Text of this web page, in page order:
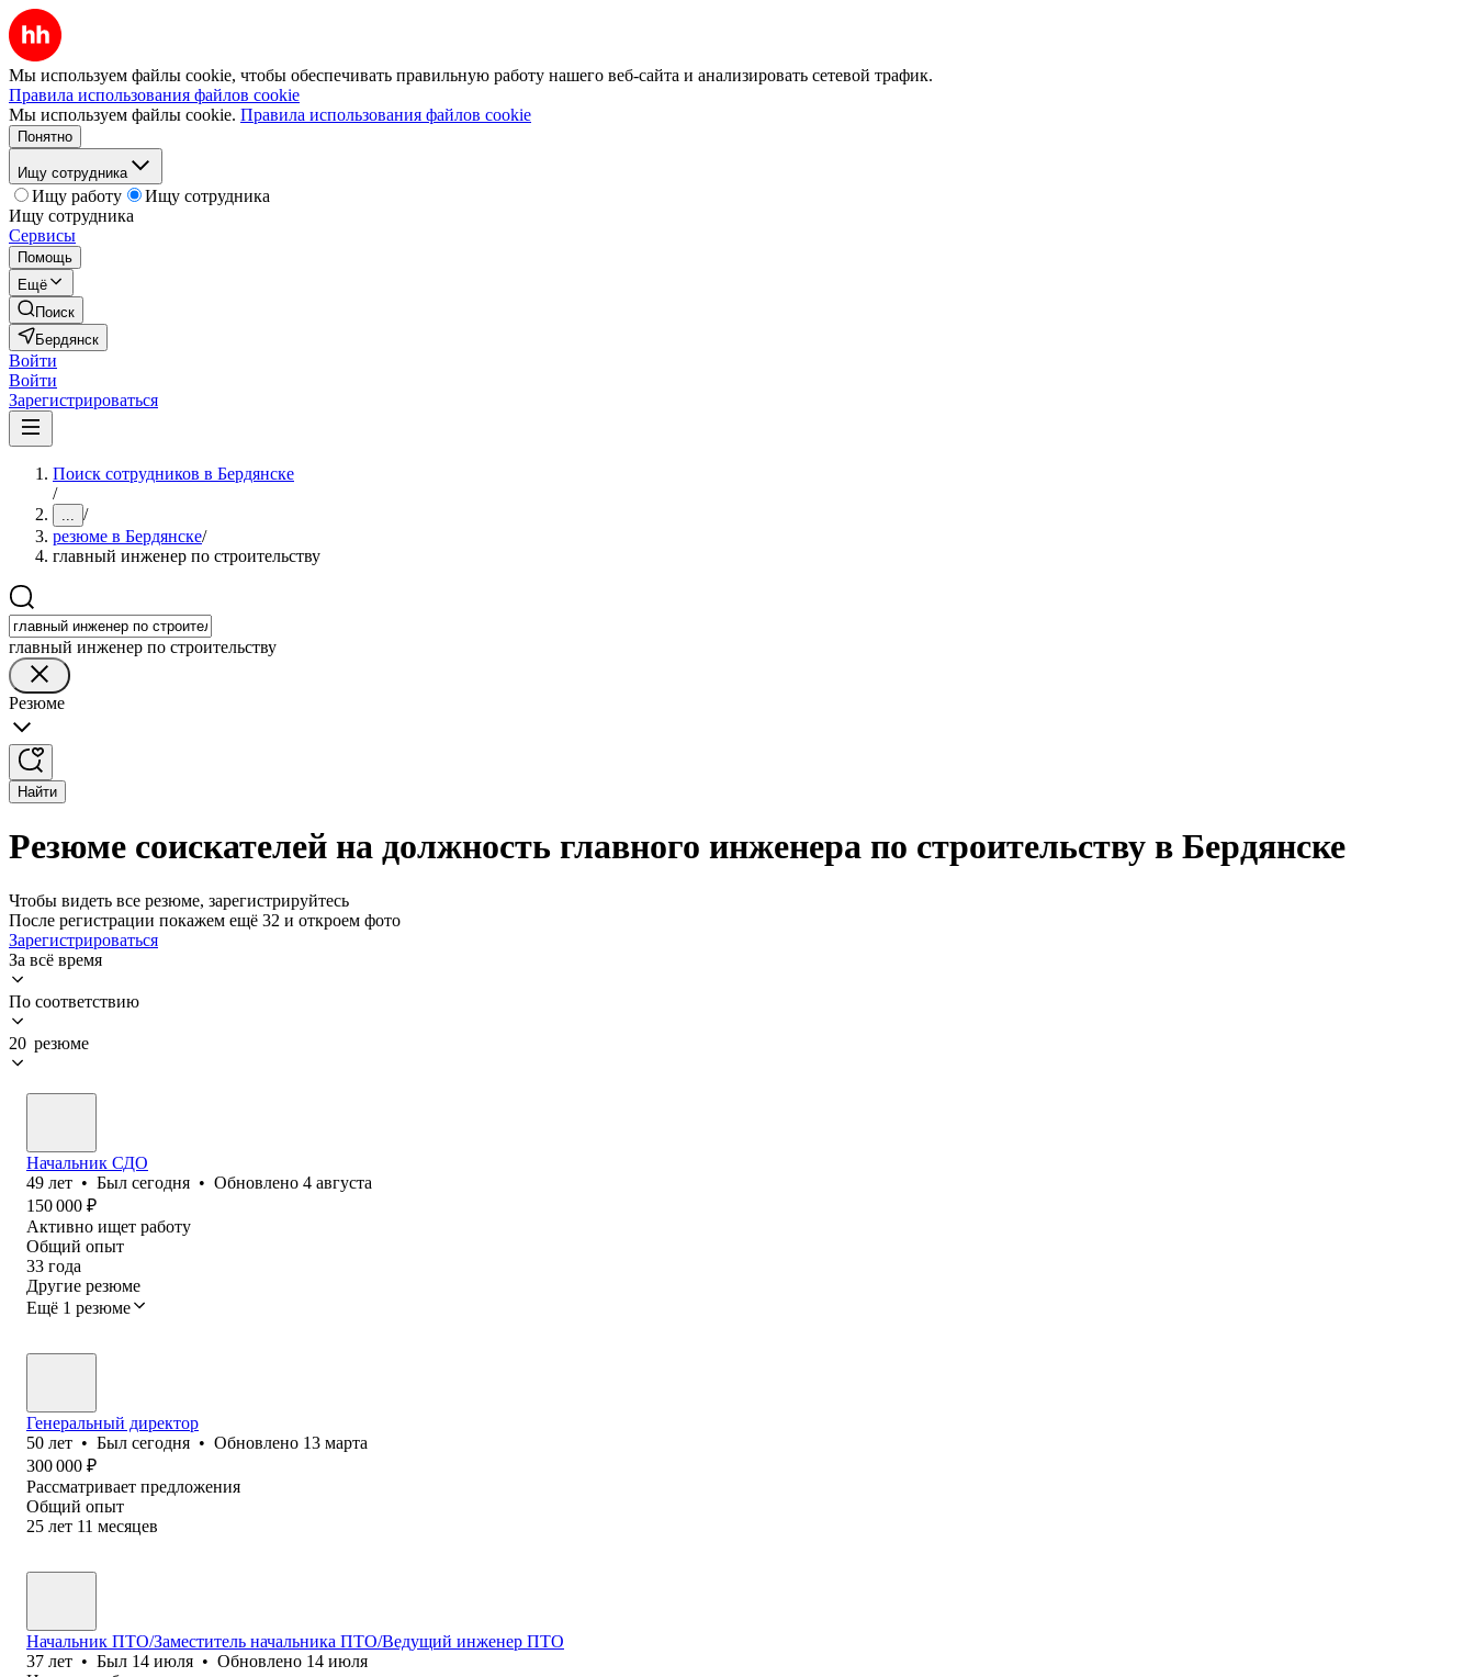
Мы используем файлы cookie, чтобы обеспечивать правильную работу нашего веб-сайта и анализировать сетевой трафик.
Правила использования файлов cookie
Мы используем файлы cookie. Правила использования файлов cookie
Понятно
Ищу сотрудника
Ищу работу
Ищу сотрудника
Ищу сотрудника
Сервисы
Помощь
Ещё
Поиск
Бердянск
Войти
Войти
Зарегистрироваться
Поиск сотрудников в Бердянске
/
... /
резюме в Бердянске/
главный инженер по строительству
главный инженер по строительству
Резюме
Найти
Резюме соискателей на должность главного инженера по строительству в Бердянске
Чтобы видеть все резюме, зарегистрируйтесь
После регистрации покажем ещё 32 и откроем фото
Зарегистрироваться
За всё время
По соответствию
20 резюме
Начальник СДО
49 лет • Был сегодня • Обновлено 4 августа
150 000 ₽
Активно ищет работу
Общий опыт
33 года
Другие резюме
Ещё 1 резюме
Генеральный директор
50 лет • Был сегодня • Обновлено 13 марта
300 000 ₽
Рассматривает предложения
Общий опыт
25 лет 11 месяцев
Начальник ПТО/Заместитель начальника ПТО/Ведущий инженер ПТО
37 лет • Был 14 июля • Обновлено 14 июля